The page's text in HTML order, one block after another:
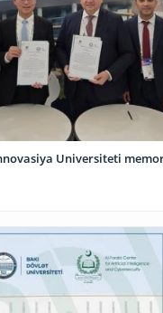
Universiteti